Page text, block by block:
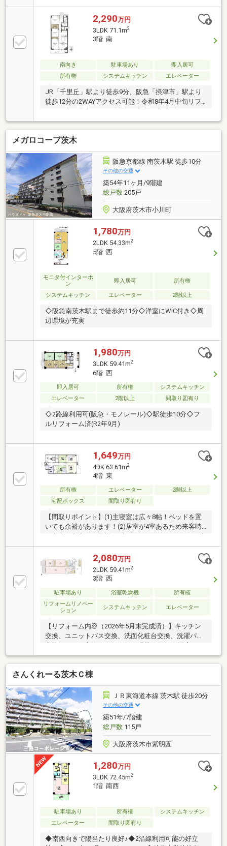
リング物件♪■便利な全居室収納スペース付き♪■便利と
おしゃれが両立！システムキッチン搭載♪■ご家族を近
くに感じられる対面キッチン♪■シャンプーや手洗い洗
濯などをスムーズに行うことができるシャワー付き洗
面化粧台♪■冬場でもひやっとしない温水洗浄便座採用
♪■平面駐車場なので車の出し入れがしやすい♪■エレベ
ーターがある為荷物の多い日も助かる♪■リフォーム済
み物件♪■即入居可！【周辺】◇ローソンストア100摂
2,290万円
3LDK 71.1m2
3階 南
南向き 駐車場あり
即入居可
所有権
システムキッチン エレベーター
JR「千里丘」駅より徒歩9分、阪急「摂津市」駅より
徒歩12分の2WAYアクセス可能！令和8年4月中旬リフ
トできますよ♪お気軽にお問い合わせください！
メガロコープ茨木
阪急京都線 南茨木駅 徒歩10分
その他の交通
築54年11ヶ月/9階建
総戸数205戸
大阪府茨木市小川町
1,780万円
2LDK 54.33m2
5階 西
モニタ付インターホ
ン
即入居可 所有権
システムキッチン エレベーター 2階以上
◇阪急南茨木駅まで徒歩約11分◇洋室にWIC付き◇周
辺環境が充実
1,980万円
3LDK 59.41m2
6階 西
即入居可 所有権
システムキッチン
エレベーター
2階以上 間取り図有り
◇2路線利用可(阪急・モノレール)◇駅徒歩10分◇フ
ルリフォーム済(R2年9月)
1,649万円
4DK 63.61m2
4階 東
所有権 エレベーター
2階以上
宅配ボックス
間取り図有り
【間取りポイント】(1)主寝室は広々8帖！ベッドを置
いても余裕があります！(2)居室が4室あるため来客時
濯はもちろん寝具もラクラクほせちゃうバルコニー！
【アクセス】阪急「南茨木」駅：歩13分JR「茨木」
駅：歩15分大阪モノレール「南茨木」駅：歩13分【周
辺環境】■サンディ…歩12分■セブンイレブン…歩5分■
＼簡単ネット予約／【見学予約する】より、見学希望
のお問い合わせをください。━━━━━━━━━
2,080万円
2LDK 59.41m2
3階 西
駐車場あり 浴室乾燥機
所有権
リフォームリノベー
ション
システムキッチン エレベーター
【リフォーム内容（2026年5月末完成済）】キッチン
交換、ユニットバス交換、洗面化粧台交換、洗濯パン
ストーンタイル張替え(玄関・洗面・トイレ)、クロス
張替え(全室)建具交換(全部)、照明器具設置、網戸張替
え、ハウスクリーニング、給湯器交換、他【その
他】・バルコニー面積調査中・水道基本料：使用の有
無に関わらず2ヶ月に1回2970円請求有り・バイク置
場：空有（月額300円 ※毎年1・7月に6ヶ月分を徴収。
要ステッカー無償）・駐輪場：空有（月額100円 ※毎年
1・7月に6ヶ月分を徴収。要ステッカー無償）※上記
2026年5月現在の情報に基づく
さんくれーる茨木Ｃ棟
ＪＲ東海道本線 茨木駅 徒歩20分
その他の交通
築51年/7階建
総戸数115戸
大阪府茨木市紫明園
1,280万円
3LDK 72.45m2
1階 南西
駐車場あり 所有権
システムキッチン
エレベーター
間取り図有り
◆南西向きで陽当たり良好♪◆2沿線利用可能の好立